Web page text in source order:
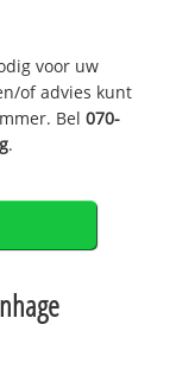
voor uw
of advies kunt
Bel070-
.